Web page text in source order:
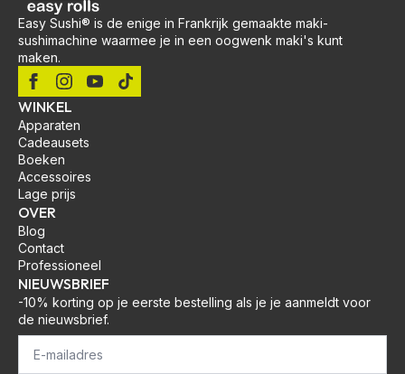
Easy Sushi® is de enige in Frankrijk gemaakte maki-
sushimachine waarmee je in een oogwenk maki's kunt
maken.
WINKEL
Apparaten
Cadeausets
Boeken
Accessoires
Lage prijs
OVER
Blog
Contact
Professioneel
NIEUWSBRIEF
-10% korting op je eerste bestelling als je je aanmeldt voor
de nieuwsbrief.